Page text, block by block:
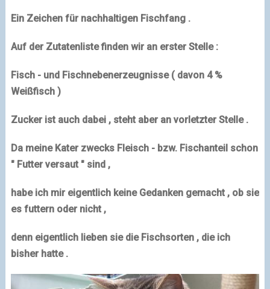
Ein Zeichen für nachhaltigen Fischfang .
Auf der Zutatenliste finden wir an erster Stelle :
Fisch - und Fischnebenerzeugnisse ( davon 4 %
Weißfisch )
Zucker ist auch dabei , steht aber an vorletzter Stelle .
Da meine Kater zwecks Fleisch - bzw. Fischanteil schon
" Futter versaut " sind ,
habe ich mir eigentlich keine Gedanken gemacht , ob sie
es futtern oder nicht ,
denn eigentlich lieben sie die Fischsorten , die ich
bisher hatte .